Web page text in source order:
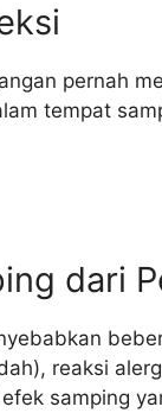
pernah
tempat
dari
reaksi
samping